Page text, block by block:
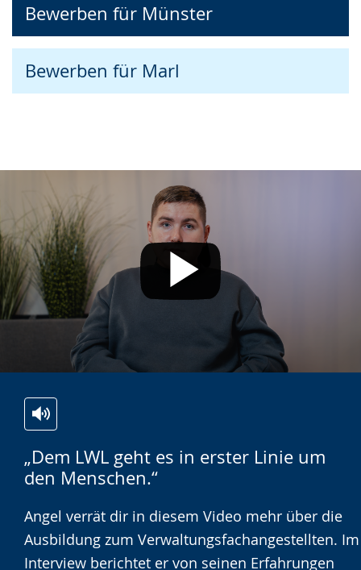
Bewerben für Münster
Bewerben für Marl
„Dem LWL geht es in erster Linie um
den Menschen.“
Leichten
Sprache
wechseln.
Audio-
Unterstützung.
Video
in
Deutscher
Gebärdensprache
wird
Angel verrät dir in diesem Video mehr über die
Ausbildung zum Verwaltungsfachangestellten. Im
Interview berichtet er von seinen Erfahrungen